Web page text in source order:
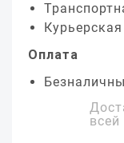
Оплата
всей